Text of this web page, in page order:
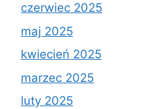
czerwiec 2025
maj 2025
kwiecień 2025
marzec 2025
luty 2025